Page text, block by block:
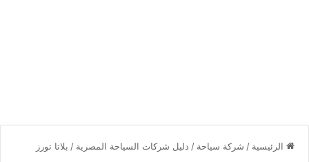
الرئيسية / شركة سياحة / دليل شركات السياحة المصرية / بلاتا تورز